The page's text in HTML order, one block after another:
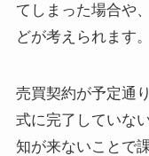
てしまった場合や
どが考えられます。
売買契約が予定通
式に完了していな
知が来ないことで